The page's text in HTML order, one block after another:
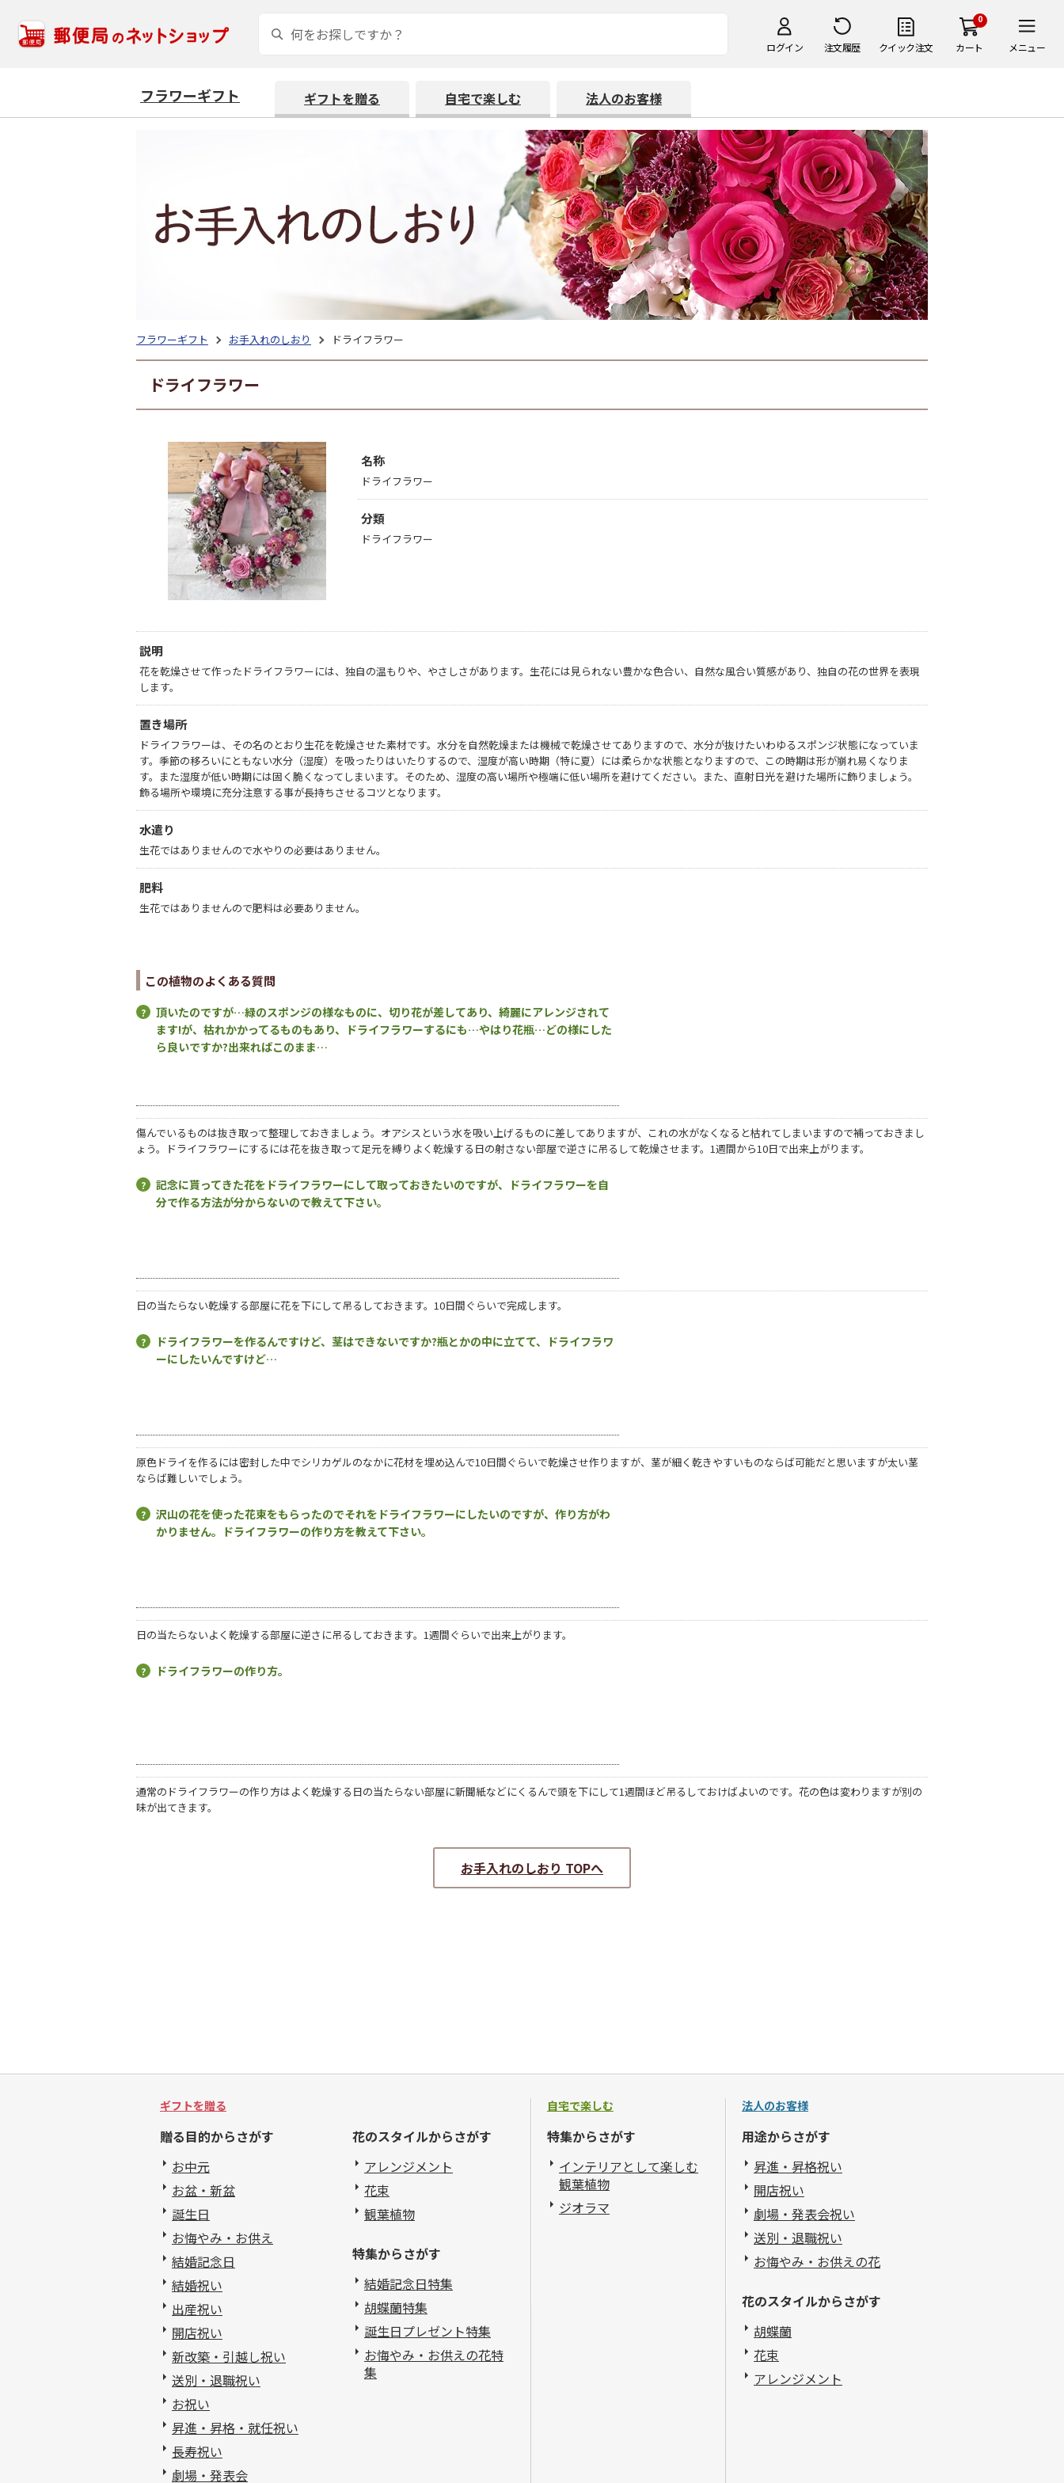
ログイン 注文履歴 クイック注文
0
カート メニュー
フラワーギフト ギフトを贈る 自宅で楽しむ 法人のお客様
フラワーギフト お手入れのしおり ドライフラワー
ドライフラワー
名称
ドライフラワー
分類
ドライフラワー
説明
花を乾燥させて作ったドライフラワーには、独自の温もりや、やさしさがあります。生花には見られない豊かな色合い、自然な風合い質感があり、独自の花の世界を表現
します。
置き場所
ドライフラワーは、その名のとおり生花を乾燥させた素材です。水分を自然乾燥または機械で乾燥させてありますので、水分が抜けたいわゆるスポンジ状態になっていま
す。季節の移ろいにともない水分（湿度）を吸ったりはいたりするので、湿度が高い時期（特に夏）には柔らかな状態となりますので、この時期は形が崩れ易くなりま
す。また湿度が低い時期には固く脆くなってしまいます。そのため、湿度の高い場所や極端に低い場所を避けてください。また、直射日光を避けた場所に飾りましょう。
飾る場所や環境に充分注意する事が長持ちさせるコツとなります。
水遣り
生花ではありませんので水やりの必要はありません。
肥料
生花ではありませんので肥料は必要ありません。
この植物のよくある質問
頂いたのですが…緑のスポンジの様なものに、切り花が差してあり、綺麗にアレンジされて
ます!が、枯れかかってるものもあり、ドライフラワーするにも…やはり花瓶…どの様にした
ら良いですか?出来ればこのまま…
傷んでいるものは抜き取って整理しておきましょう。オアシスという水を吸い上げるものに差してありますが、これの水がなくなると枯れてしまいますので補っておきまし
ょう。ドライフラワーにするには花を抜き取って足元を縛りよく乾燥する日の射さない部屋で逆さに吊るして乾燥させます。1週間から10日で出来上がります。
記念に貰ってきた花をドライフラワーにして取っておきたいのですが、ドライフラワーを自
分で作る方法が分からないので教えて下さい。
日の当たらない乾燥する部屋に花を下にして吊るしておきます。10日間ぐらいで完成します。
ドライフラワーを作るんですけど、茎はできないですか?瓶とかの中に立てて、ドライフラワ
ーにしたいんですけど…
原色ドライを作るには密封した中でシリカゲルのなかに花材を埋め込んで10日間ぐらいで乾燥させ作りますが、茎が細く乾きやすいものならば可能だと思いますが太い茎
ならば難しいでしょう。
沢山の花を使った花束をもらったのでそれをドライフラワーにしたいのですが、作り方がわ
かりません。ドライフラワーの作り方を教えて下さい。
日の当たらないよく乾燥する部屋に逆さに吊るしておきます。1週間ぐらいで出来上がります。
ドライフラワーの作り方。
通常のドライフラワーの作り方はよく乾燥する日の当たらない部屋に新聞紙などにくるんで頭を下にして1週間ほど吊るしておけばよいのです。花の色は変わりますが別の
味が出てきます。
お手入れのしおり TOPへ
ギフトを贈る
贈る目的からさがす
お中元
お盆・新盆
誕生日
お悔やみ・お供え
結婚記念日
結婚祝い
出産祝い
開店祝い
新改築・引越し祝い
送別・退職祝い
お祝い
昇進・昇格・就任祝い
長寿祝い
劇場・発表会
花のスタイルからさがす
アレンジメント
花束
観葉植物
特集からさがす
結婚記念日特集
胡蝶蘭特集
誕生日プレゼント特集
お悔やみ・お供えの花特
集
自宅で楽しむ
特集からさがす
インテリアとして楽しむ
観葉植物
ジオラマ
法人のお客様
用途からさがす
昇進・昇格祝い
開店祝い
劇場・発表会祝い
送別・退職祝い
お悔やみ・お供えの花
花のスタイルからさがす
胡蝶蘭
花束
アレンジメント